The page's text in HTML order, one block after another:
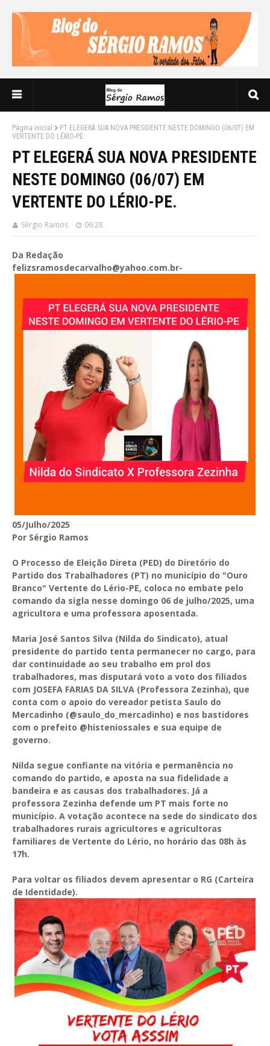
Página inicial
PT ELEGERÁ SUA NOVA PRESIDENTE NESTE DOMINGO (06/07) EM
VERTENTE DO LÉRIO-PE.
PT ELEGERÁ SUA NOVA PRESIDENTE
NESTE DOMINGO (06/07) EM
VERTENTE DO LÉRIO-PE.
Sérgio Ramos 06:28
Da Redação
felizsramosdecarvalho@yahoo.com.br-
05/Julho/2025
Por Sérgio Ramos
O Processo de Eleição Direta (PED) do Diretório do
Partido dos Trabalhadores (PT) no município do "Ouro
Branco" Vertente do Lério-PE, coloca no embate pelo
comando da sigla nesse domingo 06 de julho/2025, uma
agricultora e uma professora aposentada.
Maria José Santos Silva (Nilda do Sindicato), atual
presidente do partido tenta permanecer no cargo, para
dar continuidade ao seu trabalho em prol dos
trabalhadores, mas disputará voto a voto dos filiados
com JOSEFA FARIAS DA SILVA (Professora Zezinha), que
conta com o apoio do vereador petista Saulo do
Mercadinho (@saulo_do_mercadinho) e nos bastidores
com o prefeito @histeniossales e sua equipe de
governo.
Nilda segue confiante na vitória e permanência no
comando do partido, e aposta na sua fidelidade a
bandeira e as causas dos trabalhadores. Já a
professora Zezinha defende um PT mais forte no
município. A votação acontece na sede do sindicato dos
trabalhadores rurais agricultores e agricultoras
familiares de Vertente do Lério, no horário das 08h às
17h.
Para voltar os filiados devem apresentar o RG (Carteira
de Identidade).